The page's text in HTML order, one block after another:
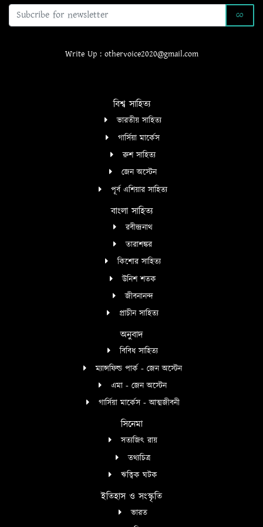
GO
Write Up : othervoice2020@gmail.com
বিশ্ব সাহিত্য
ভারতীয় সাহিত্য
গার্সিয়া মার্কেস
রুশ সাহিত্য
জেন অস্টেন
পূর্ব এশিয়ার সাহিত্য
বাংলা সাহিত্য
রবীন্দ্রনাথ
তারাশঙ্কর
কিশোর সাহিত্য
উনিশ শতক
জীবনানন্দ
প্রাচীন সাহিত্য
অনুবাদ
বিবিধ সাহিত্য
ম্যান্সফিল্ড পার্ক - জেন অস্টেন
এমা - জেন অস্টেন
গার্সিয়া মার্কেস - আত্মজীবনী
সিনেমা
সত্যজিৎ রায়
তথ্যচিত্র
ঋত্বিক ঘটক
ইতিহাস ও সংস্কৃতি
ভারত